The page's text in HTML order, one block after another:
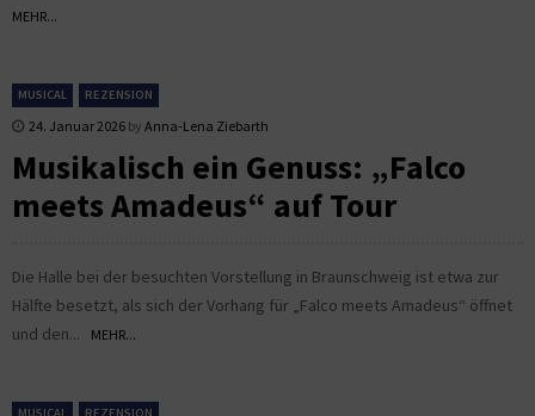
MEHR...
MUSICAL REZENSION
24. Januar 2026 by Anna-Lena Ziebarth
Musikalisch ein Genuss: „Falco
meets Amadeus“ auf Tour
Die Halle bei der besuchten Vorstellung in Braunschweig ist etwa zur
Hälfte besetzt, als sich der Vorhang für „Falco meets Amadeus“ öffnet
und den...
MEHR...
MUSICAL REZENSION